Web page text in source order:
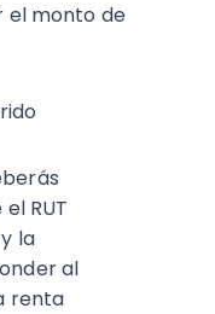
el monto de
RUT
la
al
renta